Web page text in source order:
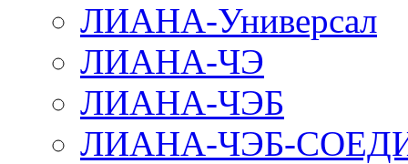
ЛИАНА-Универсал
ЛИАНА-ЧЭ
ЛИАНА-ЧЭБ
ЛИАНА-ЧЭБ-